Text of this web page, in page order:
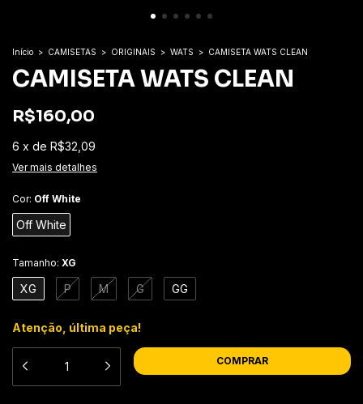
Início > CAMISETAS > ORIGINAIS > WATS > CAMISETA WATS CLEAN
CAMISETA WATS CLEAN
R$160,00
6 x de R$32,09
Ver mais detalhes
Cor: Off White
Off White
Tamanho: XG
XG P M G GG
Atenção, última peça!